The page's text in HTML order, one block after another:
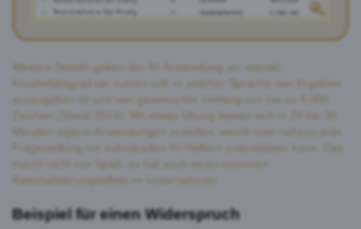
Weitere Details geben der KI-Anwendung an, wieviel
Kreativitätsgrad sie nutzen soll, in welcher Sprache das Ergebnis
auszugeben ist und wer gewünschte Umfang von bis zu 8.000
Zeichen (Stand 2014). Mit etwas Übung lassen sich in 20 bis 30
Minuten eigene Anwendungen erstellen, womit man nahezu jede
Fragestellung mit individuellen KI-Helfern unterstützen kann. Das
macht nicht nur Spaß, es hat auch einen enormen
Rationalisierungseffekt im Unternehmen.
Beispiel für einen Widerspruch